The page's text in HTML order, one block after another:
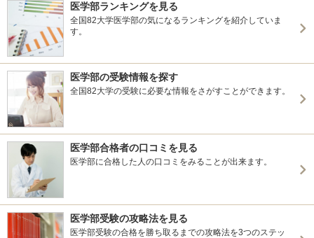
医学部ランキングを見る
全国82大学医学部の気になるランキングを紹介していま
す。
医学部の受験情報を探す
全国82大学の受験に必要な情報をさがすことができます。
医学部合格者の口コミを見る
医学部に合格した人の口コミをみることが出来ます。
医学部受験の攻略法を見る
医学部受験の合格を勝ち取るまでの攻略法を3つのステッ